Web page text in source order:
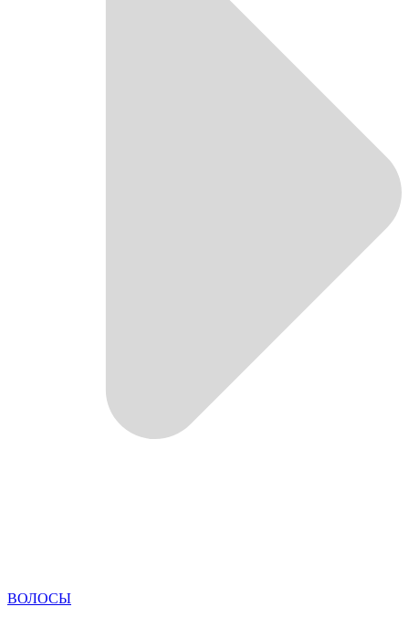
ВОЛОСЫ